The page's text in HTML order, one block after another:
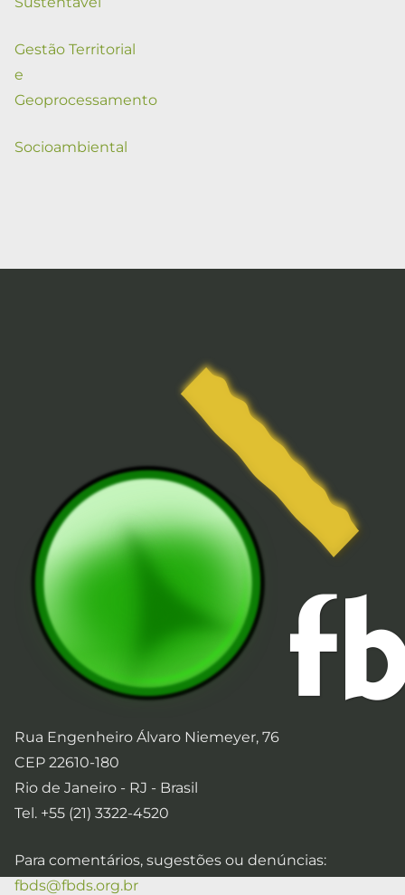
Gestão Territorial
e
Geoprocessamento
Socioambiental
Rua Engenheiro Álvaro Niemeyer, 76
CEP 22610-180
Rio de Janeiro - RJ - Brasil
Tel. +55 (21) 3322-4520
Para comentários, sugestões ou denúncias:
fbds@fbds.org.br